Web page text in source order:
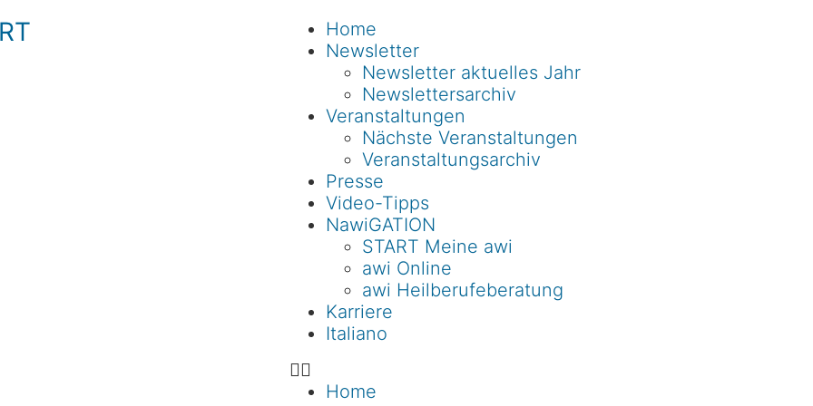
Home
Newsletter
Newsletter aktuelles Jahr
Newslettersarchiv
Veranstaltungen
Nächste Veranstaltungen
Veranstaltungsarchiv
Presse
Video-Tipps
NawiGATION
START Meine awi
awi Online
awi Heilberufeberatung
Karriere
Italiano
Home